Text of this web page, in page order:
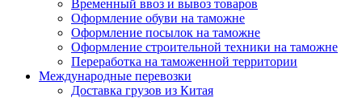
Временный ввоз и вывоз товаров
Оформление обуви на таможне
Оформление посылок на таможне
Оформление строительной техники на таможне
Переработка на таможенной территории
Международные перевозки
Доставка грузов из Китая